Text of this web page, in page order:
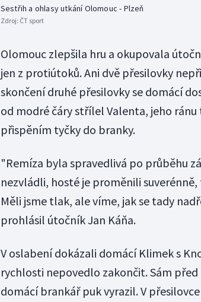
Sestřih a ohlasy utkání Olomouc - Plzeň
Zdroj: ČT sport
Olomouc zlepšila hru a okupovala
jen z protiútoků. Ani dvě přesilovky
skončení druhé přesilovky se domácí
od modré čáry střílel Valenta, jeho
přispěním tyčky do branky.
"Remíza byla spravedlivá po průběhu
nezvládli, hosté je proměnili
Měli jsme tlak, ale víme, jak se tady
prohlásil útočník Jan Káňa.
V oslabení dokázali domácí Klimek s
rychlosti nepovedlo zakončit. Sám
domácí brankář puk vyrazil. V